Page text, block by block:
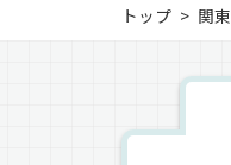
トップ 関東